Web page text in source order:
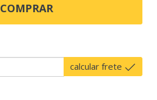
COMPRAR
calcular frete